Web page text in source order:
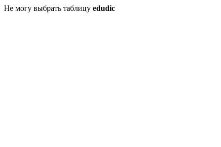
Не могу выбрать таблицу edudic